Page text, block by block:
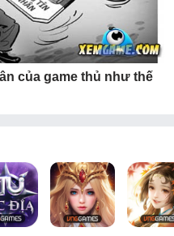
của game thủ như thế